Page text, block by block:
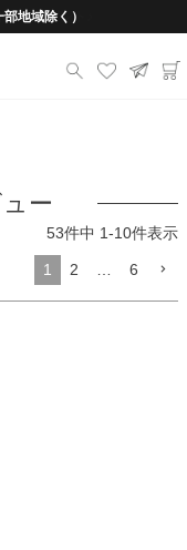
地域除く）
ー
53件中 1-10件表示
1 2 6